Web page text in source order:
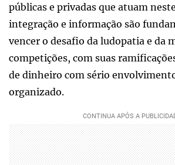
públicas e privadas que atuam
integração e informação são
vencer o desafio da ludopatia e da
competições, com suas
de dinheiro com sério
organizado.